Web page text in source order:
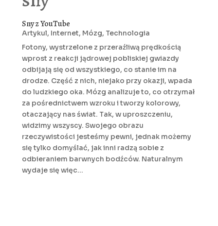
Sny z YouTube
Artykul, Internet, Mózg, Technologia
Fotony, wystrzelone z przeraźliwą prędkością
wprost z reakcji jądrowej pobliskiej gwiazdy
odbijają się od wszystkiego, co stanie im na
drodze. Część z nich, niejako przy okazji, wpada
do ludzkiego oka. Mózg analizuje to, co otrzymał
za pośrednictwem wzroku i tworzy kolorowy,
otaczający nas świat. Tak, w uproszczeniu,
widzimy wszyscy. Swojego obrazu
rzeczywistości jesteśmy pewni, jednak możemy
się tylko domyślać, jak inni radzą sobie z
odbieraniem barwnych bodźców. Naturalnym
wydaje się więc...